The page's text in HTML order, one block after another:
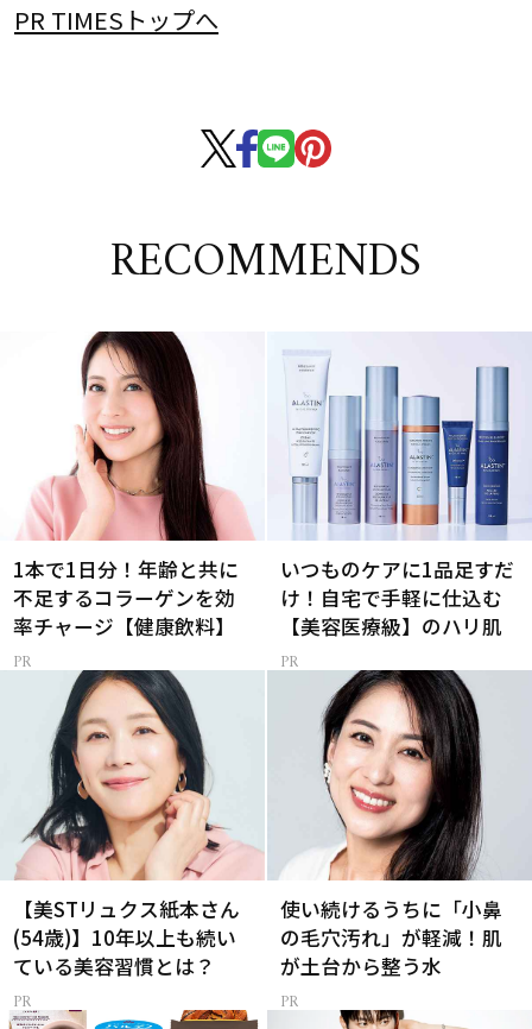
PR TIMESトップへ
RECOMMENDS
1本で1日分！年齢と共に
不足するコラーゲンを効
率チャージ【健康飲料】
いつものケアに1品足すだ
け！自宅で手軽に仕込む
【美容医療級】のハリ肌
【美STリュクス紙本さん
(54歳)】10年以上も続い
ている美容習慣とは？
使い続けるうちに「小鼻
の毛穴汚れ」が軽減！肌
が土台から整う水